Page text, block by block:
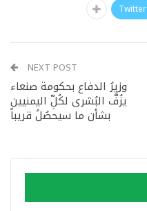
Twitter
NEXT POST
وزيرُ الدفاع بحكومة صنعاء
يزُفُّ البُشرى لكُلِّ اليمنيين
بشأن ما سيحصُلُ قريباً